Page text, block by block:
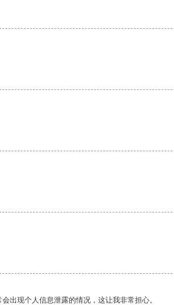
出现个人信息泄露的情况，这让我非常担心。